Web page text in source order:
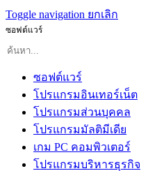
Toggle navigation ยกเลิก
ซอฟต์แวร์
ซอฟต์แวร์
โปรแกรมอินเทอร์เน็ต
โปรแกรมส่วนบุคคล
โปรแกรมมัลติมีเดีย
เกม PC คอมพิวเตอร์
โปรแกรมบริหารธุรกิจ